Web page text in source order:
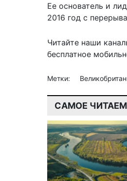
Ее основатель и
2016 год с
Читайте наши
бесплатное
Метки:
САМОЕ